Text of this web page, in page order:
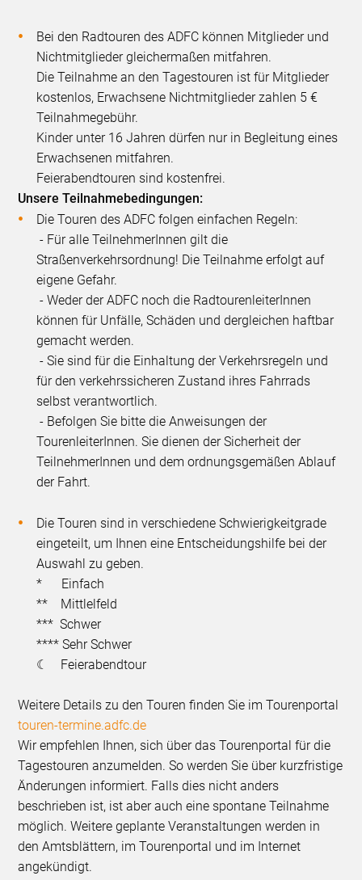
Bei den Radtouren des ADFC können Mitglieder und
Nichtmitglieder gleichermaßen mitfahren.
Die Teilnahme an den Tagestouren ist für Mitglieder
kostenlos, Erwachsene Nichtmitglieder zahlen 5 €
Teilnahmegebühr.
Kinder unter 16 Jahren dürfen nur in Begleitung eines
Erwachsenen mitfahren.
Feierabendtouren sind kostenfrei.
Unsere Teilnahmebedingungen:
Die Touren des ADFC folgen einfachen Regeln:
- Für alle TeilnehmerInnen gilt die
Straßenverkehrsordnung! Die Teilnahme erfolgt auf
eigene Gefahr.
- Weder der ADFC noch die RadtourenleiterInnen
können für Unfälle, Schäden und dergleichen haftbar
gemacht werden.
- Sie sind für die Einhaltung der Verkehrsregeln und
für den verkehrssicheren Zustand ihres Fahrrads
selbst verantwortlich.
- Befolgen Sie bitte die Anweisungen der
TourenleiterInnen. Sie dienen der Sicherheit der
TeilnehmerInnen und dem ordnungsgemäßen Ablauf
der Fahrt.
Die Touren sind in verschiedene Schwierigkeitgrade
eingeteilt, um Ihnen eine Entscheidungshilfe bei der
Auswahl zu geben.
* Einfach
** Mittlelfeld
*** Schwer
**** Sehr Schwer
☾ Feierabendtour
Weitere Details zu den Touren finden Sie im Tourenportal
touren-termine.adfc.de
Wir empfehlen Ihnen, sich über das Tourenportal für die
Tagestouren anzumelden. So werden Sie über kurzfristige
Änderungen informiert. Falls dies nicht anders
beschrieben ist, ist aber auch eine spontane Teilnahme
möglich. Weitere geplante Veranstaltungen werden in
den Amtsblättern, im Tourenportal und im Internet
angekündigt.